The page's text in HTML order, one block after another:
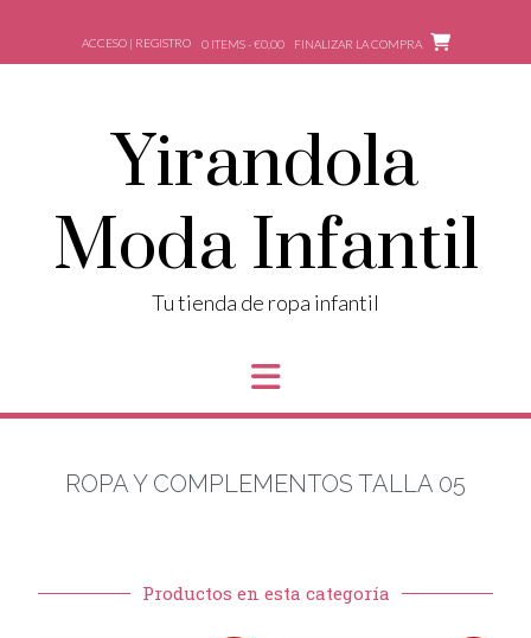
ACCESO | REGISTRO 0 ITEMS - €0,00 FINALIZAR LA COMPRA
Yirandola
Moda Infantil
Tu tienda de ropa infantil
ROPA Y COMPLEMENTOS TALLA 05
Productos en esta categoría